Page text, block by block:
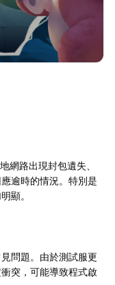
網路出現封包遺失、
逾時的情況。特別是
顯。
問題。由於測試服更
突，可能導致程式啟